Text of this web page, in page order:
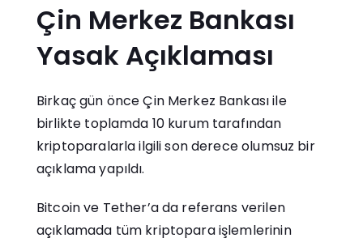
Çin Merkez Bankası
Yasak Açıklaması
Birkaç gün önce Çin Merkez Bankası ile
birlikte toplamda 10 kurum tarafından
kriptoparalarla ilgili son derece olumsuz bir
açıklama yapıldı.
Bitcoin ve Tether’a da referans verilen
açıklamada tüm kriptopara işlemlerinin